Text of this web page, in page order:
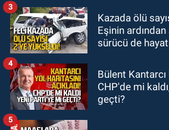
Zonguldak
17:39
teşekkür ziyareti
Kazada ölü
Eşinin
sürücü de
3
Bülent Kantarcı
CHP'de mi
geçti?
4
5